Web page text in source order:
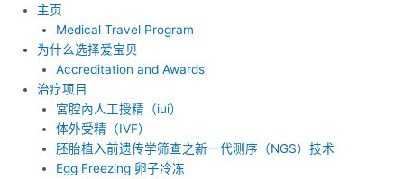
主页
Medical Travel Program
为什么选择爱宝贝
Accreditation and Awards
治疗项目
宮腔內人工授精（iui）
体外受精（IVF）
胚胎植入前遗传学筛查之新一代测序（NGS）技术
Egg Freezing 卵子冷冻